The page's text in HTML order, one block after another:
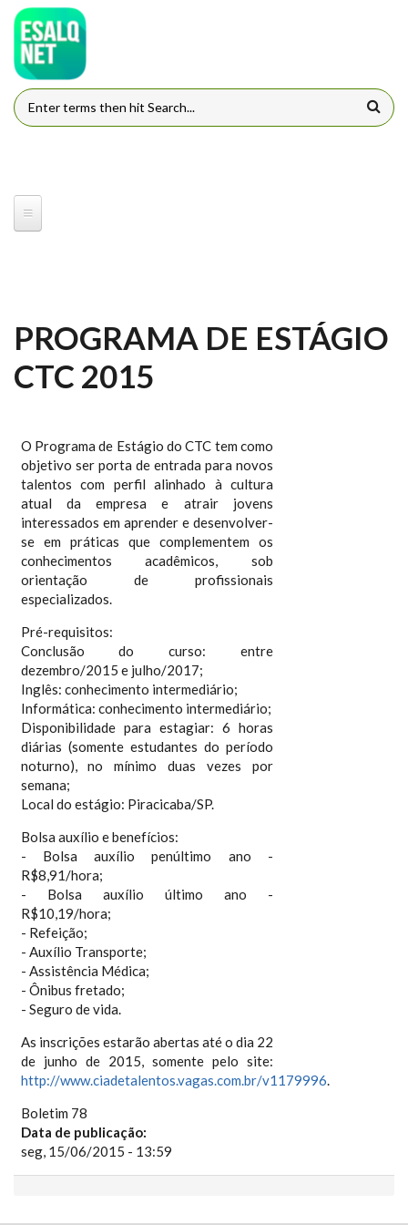
Pular para o conteúdo principal
FORMULÁRIO DE BUSCA
PROGRAMA DE ESTÁGIO
CTC 2015
O Programa de Estágio do CTC tem como
objetivo ser porta de entrada para novos
talentos com perfil alinhado à cultura
atual da empresa e atrair jovens
interessados em aprender e desenvolver-
se em práticas que complementem os
conhecimentos acadêmicos, sob
orientação de profissionais
especializados.
Pré-requisitos:
Conclusão do curso: entre
dezembro/2015 e julho/2017;
Inglês: conhecimento intermediário;
Informática: conhecimento intermediário;
Disponibilidade para estagiar: 6 horas
diárias (somente estudantes do período
noturno), no mínimo duas vezes por
semana;
Local do estágio: Piracicaba/SP.
Bolsa auxílio e benefícios:
- Bolsa auxílio penúltimo ano -
R$8,91/hora;
- Bolsa auxílio último ano -
R$10,19/hora;
- Refeição;
- Auxílio Transporte;
- Assistência Médica;
- Ônibus fretado;
- Seguro de vida.
As inscrições estarão abertas até o dia 22
de junho de 2015, somente pelo site:
http://www.ciadetalentos.vagas.com.br/v1179996.
Boletim 78
Data de publicação:
seg, 15/06/2015 - 13:59